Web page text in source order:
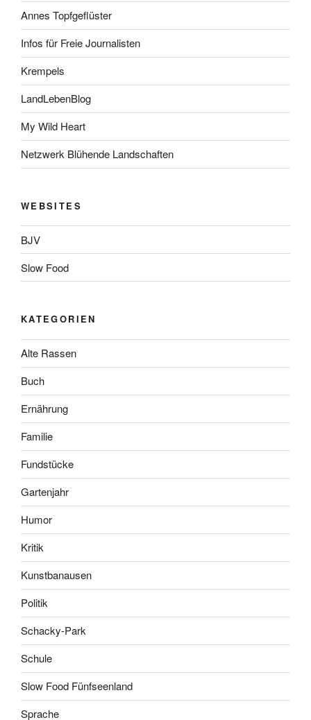
Annes Topfgeflüster
Infos für Freie Journalisten
Krempels
LandLebenBlog
My Wild Heart
Netzwerk Blühende Landschaften
WEBSITES
BJV
Slow Food
KATEGORIEN
Alte Rassen
Buch
Ernährung
Familie
Fundstücke
Gartenjahr
Humor
Kritik
Kunstbanausen
Politik
Schacky-Park
Schule
Slow Food Fünfseenland
Sprache